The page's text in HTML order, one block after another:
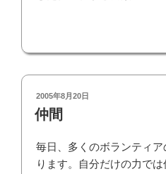
投
稿
日:
2005年8月20日
仲間
毎日、多くのボランティ
ります。自分だけの力で